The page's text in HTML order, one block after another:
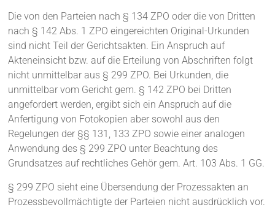
Die von den Parteien nach § 134 ZPO oder die von Dritten
nach § 142 Abs. 1 ZPO eingereichten Original-Urkunden
sind nicht Teil der Gerichtsakten. Ein Anspruch auf
Akteneinsicht bzw. auf die Erteilung von Abschriften folgt
nicht unmittelbar aus § 299 ZPO. Bei Urkunden, die
unmittelbar vom Gericht gem. § 142 ZPO bei Dritten
angefordert werden, ergibt sich ein Anspruch auf die
Anfertigung von Fotokopien aber sowohl aus den
Regelungen der §§ 131, 133 ZPO sowie einer analogen
Anwendung des § 299 ZPO unter Beachtung des
Grundsatzes auf rechtliches Gehör gem. Art. 103 Abs. 1 GG.
§ 299 ZPO sieht eine Übersendung der Prozessakten an
Prozessbevollmächtigte der Parteien nicht ausdrücklich vor.